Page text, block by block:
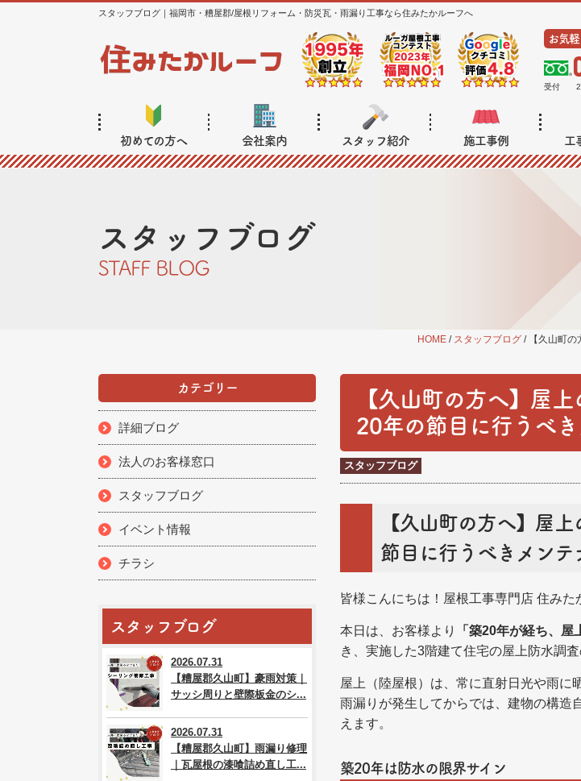
スタッフブログ｜福岡市・糟屋郡/屋根リフォーム・防災瓦・雨漏り工事なら住みたかルーフへ
お気
受付
初めての方へ 会社案内 スタッフ紹介 施工事例 工
スタッフブログ
STAFF BLOG
HOME / スタッフブログ / 【久山町
【久山町の方へ】屋
20年の節目に行うべ
スタッフブログ
【久山町の方へ】屋
節目に行うべきメンテ
皆様こんにちは！屋根工事専門店 住みた
本日は、お客様より 「築20年が経ち、
き、実施した3階建て住宅の屋上防水調
屋上（陸屋根）は、常に直射日光や雨に
雨漏りが発生してからでは、建物の構造
えます。
築20年は防水の限界サイン
カテゴリー
詳細ブログ
法人のお客様窓口
スタッフブログ
イベント情報
チラシ
スタッフブログ
2026.07.31
【糟屋郡久山町】豪雨対策｜
サッシ周りと壁際板金のシ...
2026.07.31
【糟屋郡久山町】雨漏り修理
｜瓦屋根の漆喰詰め直し工...